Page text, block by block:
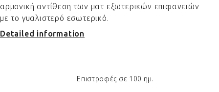
αρμονική αντίθεση των ματ εξωτερικών επιφανειών
με το γυαλιστερό εσωτερικό.
Detailed information
Επιστροφές σε 100 ημ.